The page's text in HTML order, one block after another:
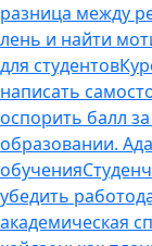
разница между
лень и найти
для студентов
написать
оспорить балл
образовании.
обучения
убедить
академическая